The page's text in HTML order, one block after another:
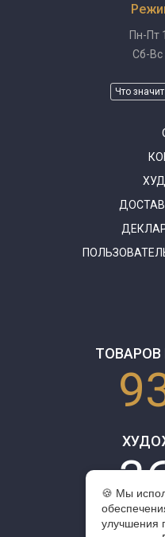
Пн-Пт
Сб-Вс
Что значит
🍪 Мы
улучшения